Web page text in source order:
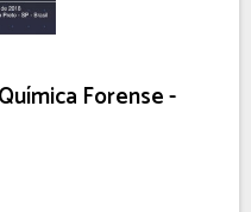
Forense -